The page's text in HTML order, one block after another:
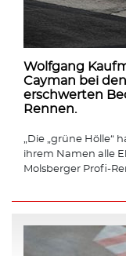
Wolfgang
Cayman bei
erschwerten
Rennen.
„Die „grüne Hölle“
ihrem Namen alle
Molsberger Profi-